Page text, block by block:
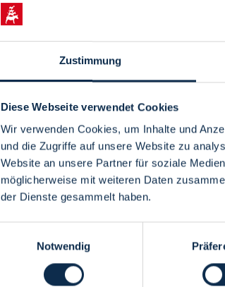
Zustimmung
Diese Webseite verwendet Cookies
Wir verwenden Cookies, um Inhalte und
und die Zugriffe auf unsere Website zu
Website an unsere Partner für soziale
möglicherweise mit weiteren Daten
der Dienste gesammelt haben.
Notwendig